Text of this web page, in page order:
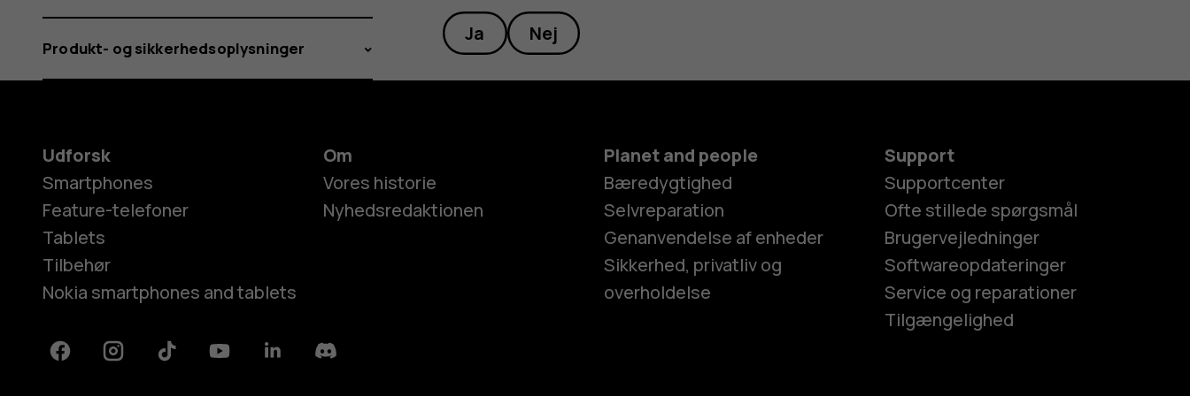
Ja Nej
Produkt- og sikkerhedsoplysninger
Udforsk
Smartphones
Feature-telefoner
Tablets
Tilbehør
Nokia smartphones and tablets
Om
Vores historie
Nyhedsredaktionen
Planet and people
Bæredygtighed
Selvreparation
Genanvendelse af enheder
Sikkerhed, privatliv og
overholdelse
Support
Supportcenter
Ofte stillede spørgsmål
Brugervejledninger
Softwareopdateringer
Service og reparationer
Tilgængelighed
FacebookInstagramTiktok YoutubeLinkedinDiscord